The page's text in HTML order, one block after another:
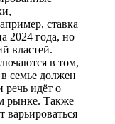
ставка
2024 года, но
властей.
в том,
семье должен
идёт о
рынке. Также
варьироваться